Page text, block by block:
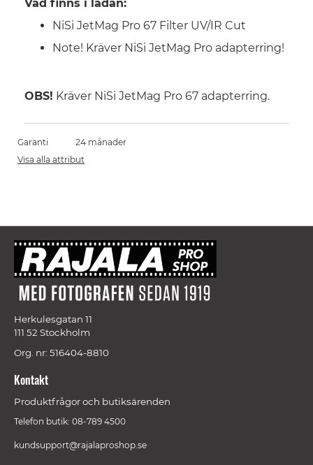
Vad finns i lådan:
NiSi JetMag Pro 67 Filter UV/IR Cut
Note! Kräver NiSi JetMag Pro adapterring!
OBS! Kräver NiSi JetMag Pro 67 adapterring.
Garanti
24 månader
Visa alla attribut
Herkulesgatan 11
111 52 Stockholm
Org. nr: 516404-8810
Kontakt
Produktfrågor och butiksärenden
Telefon butik: 08-789 4500
kundsupport@rajalaproshop.se